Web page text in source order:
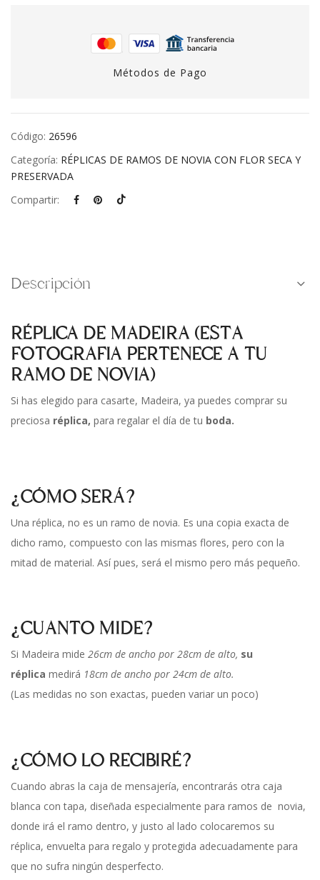
Métodos de Pago
Código: 26596
Categoría: RÉPLICAS DE RAMOS DE NOVIA CON FLOR SECA Y
PRESERVADA
Compartir:
Descripción
RÉPLICA DE MADEIRA (ESTA
FOTOGRAFIA PERTENECE A TU
RAMO DE NOVIA)
Si has elegido para casarte, Madeira, ya puedes comprar su
preciosa réplica, para regalar el día de tu boda.
¿CÓMO SERÁ?
Una réplica, no es un ramo de novia. Es una copia exacta de
dicho ramo, compuesto con las mismas flores, pero con la
mitad de material. Así pues, será el mismo pero más pequeño.
¿CUANTO MIDE?
Si Madeira mide 26cm de ancho por 28cm de alto, su
réplica medirá 18cm de ancho por 24cm de alto.
(Las medidas no son exactas, pueden variar un poco)
¿CÓMO LO RECIBIRÉ?
Cuando abras la caja de mensajería, encontrarás otra caja
blanca con tapa, diseñada especialmente para ramos de novia,
donde irá el ramo dentro, y justo al lado colocaremos su
réplica, envuelta para regalo y protegida adecuadamente para
que no sufra ningún desperfecto.